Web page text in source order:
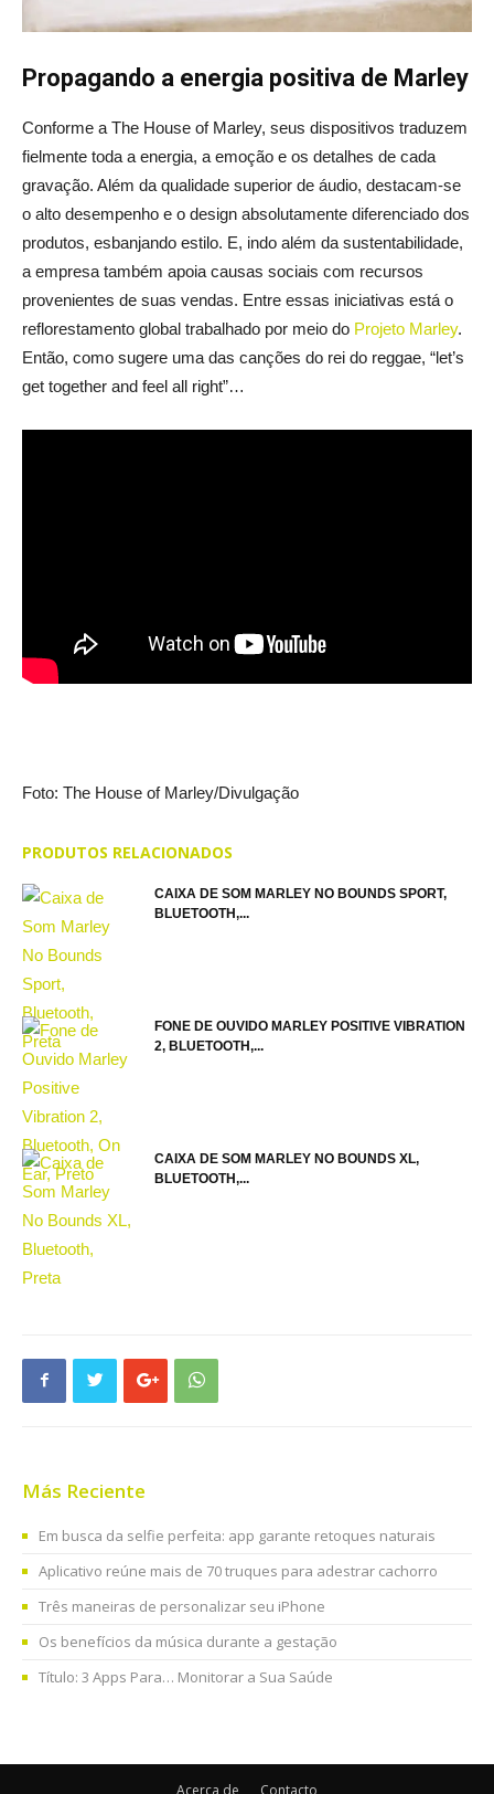
Propagando a energia positiva de Marley
Conforme a The House of Marley, seus dispositivos traduzem
fielmente toda a energia, a emoção e os detalhes de cada
gravação. Além da qualidade superior de áudio, destacam-se
o alto desempenho e o design absolutamente diferenciado dos
produtos, esbanjando estilo. E, indo além da sustentabilidade,
a empresa também apoia causas sociais com recursos
provenientes de suas vendas. Entre essas iniciativas está o
reflorestamento global trabalhado por meio do Projeto Marley.
Então, como sugere uma das canções do rei do reggae, “let’s
get together and feel all right”…
Foto: The House of Marley/Divulgação
PRODUTOS RELACIONADOS
CAIXA DE SOM MARLEY NO BOUNDS SPORT,
BLUETOOTH,...
FONE DE OUVIDO MARLEY POSITIVE VIBRATION
2, BLUETOOTH,...
CAIXA DE SOM MARLEY NO BOUNDS XL,
BLUETOOTH,...
Más Reciente
Em busca da selfie perfeita: app garante retoques naturais
Aplicativo reúne mais de 70 truques para adestrar cachorro
Três maneiras de personalizar seu iPhone
Os benefícios da música durante a gestação
Título: 3 Apps Para… Monitorar a Sua Saúde
Acerca de Contacto